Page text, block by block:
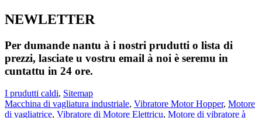
NEWLETTER
Per dumande nantu à i nostri prudutti o lista di
prezzi, lasciate u vostru email à noi è seremu in
cuntattu in 24 ore.
I prudutti caldi, Sitemap
Macchina di vagliatura industriale, Vibratore Motor Hopper, Motore
di vagliatrice, Vibratore di Motore Elettricu, Motore di vibratore à